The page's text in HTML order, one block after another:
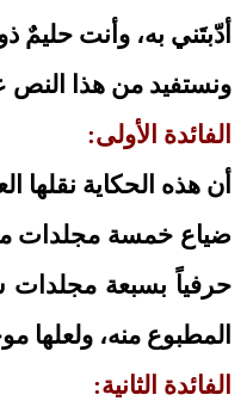
أدّبتَني به، وأنت
ونستفيد من هذا النص
الفائدة الأولى:
أن هذه الحكاية
المطبوع منه، ولعلها
الفائدة الثانية: